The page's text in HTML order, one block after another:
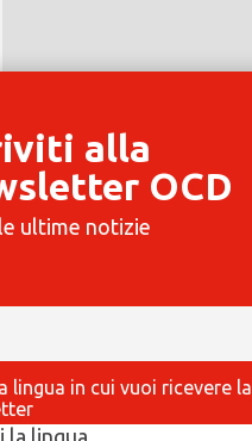
alla
OCD
ultime notizie
lingua in cui vuoi ricevere la